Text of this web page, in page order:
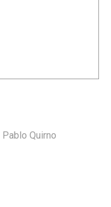
Pablo Quirno